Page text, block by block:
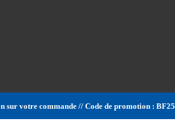
sur votre commande // Code de promotion : BF25